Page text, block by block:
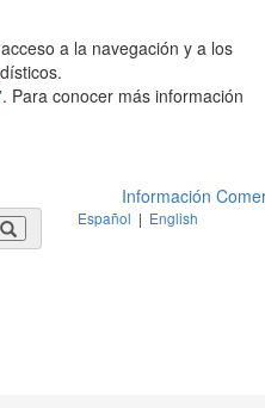
a la navegación y a los
Para conocer más información
Información
Español | English